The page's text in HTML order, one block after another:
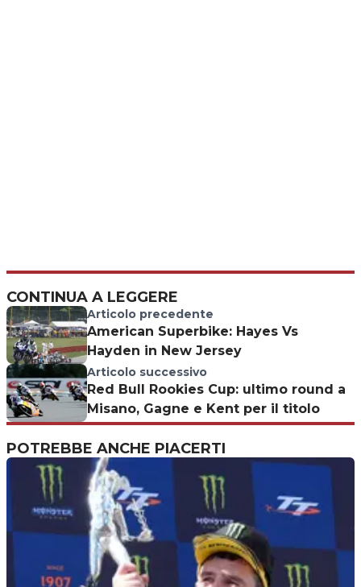
CONTINUA A LEGGERE
Articolo precedente
American Superbike: Hayes Vs
Hayden in New Jersey
Articolo successivo
Red Bull Rookies Cup: ultimo round a
Misano, Gagne e Kent per il titolo
POTREBBE ANCHE PIACERTI